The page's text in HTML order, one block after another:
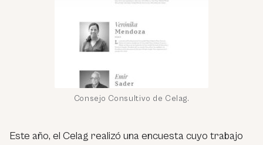
Consejo Consultivo de Celag.
Este año, el Celag realizó una encuesta cuyo trabajo